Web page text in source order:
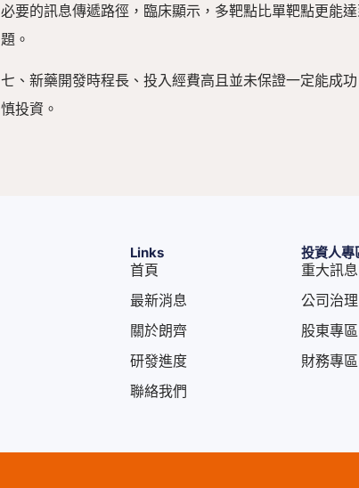
必要的訊息傳遞路徑，臨床顯示，多靶點比單靶點更能
題。
七、新藥開發時程長、投入經費高且並未保證一定能成
慎投資。
Links
首頁
最新消息
關於朗齊
研發進度
聯絡我們
投資人專
重大訊息
公司治理
股東專區
財務專區